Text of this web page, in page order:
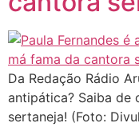
Da Redação Rádio
antipática? Saiba de
sertaneja! (Foto: